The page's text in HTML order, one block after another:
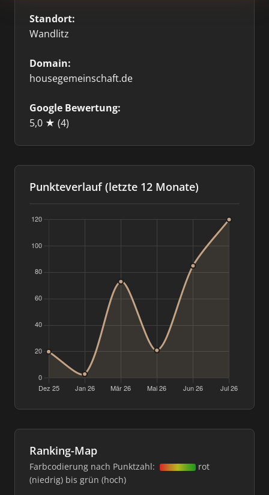
Standort:
Wandlitz
Domain:
housegemeinschaft.de
Google Bewertung:
5,0 ★ (4)
Punkteverlauf (letzte 12 Monate)
Ranking-Map
Farbcodierung nach Punktzahl:
rot
(niedrig) bis grün (hoch)